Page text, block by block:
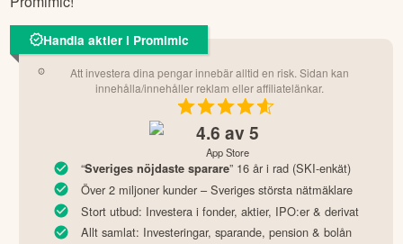
Handla aktier i Promimic
Att investera dina pengar innebär alltid en risk. Sidan kan
innehålla/innehåller reklam eller affiliatelänkar.
4.6 av 5
App Store
“Sveriges nöjdaste sparare” 16 år i rad (SKI-enkät)
Över 2 miljoner kunder – Sveriges största nätmäklare
Stort utbud: Investera i fonder, aktier, IPO:er & derivat
Allt samlat: Investeringar, sparande, pension & bolån